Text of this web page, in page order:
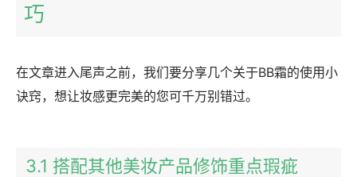
巧
在文章进入尾声之前，我们要分享几个关于BB霜的使用小
诀窍，想让妆感更完美的您可千万别错过。
3.1 搭配其他美妆产品修饰重点瑕疵